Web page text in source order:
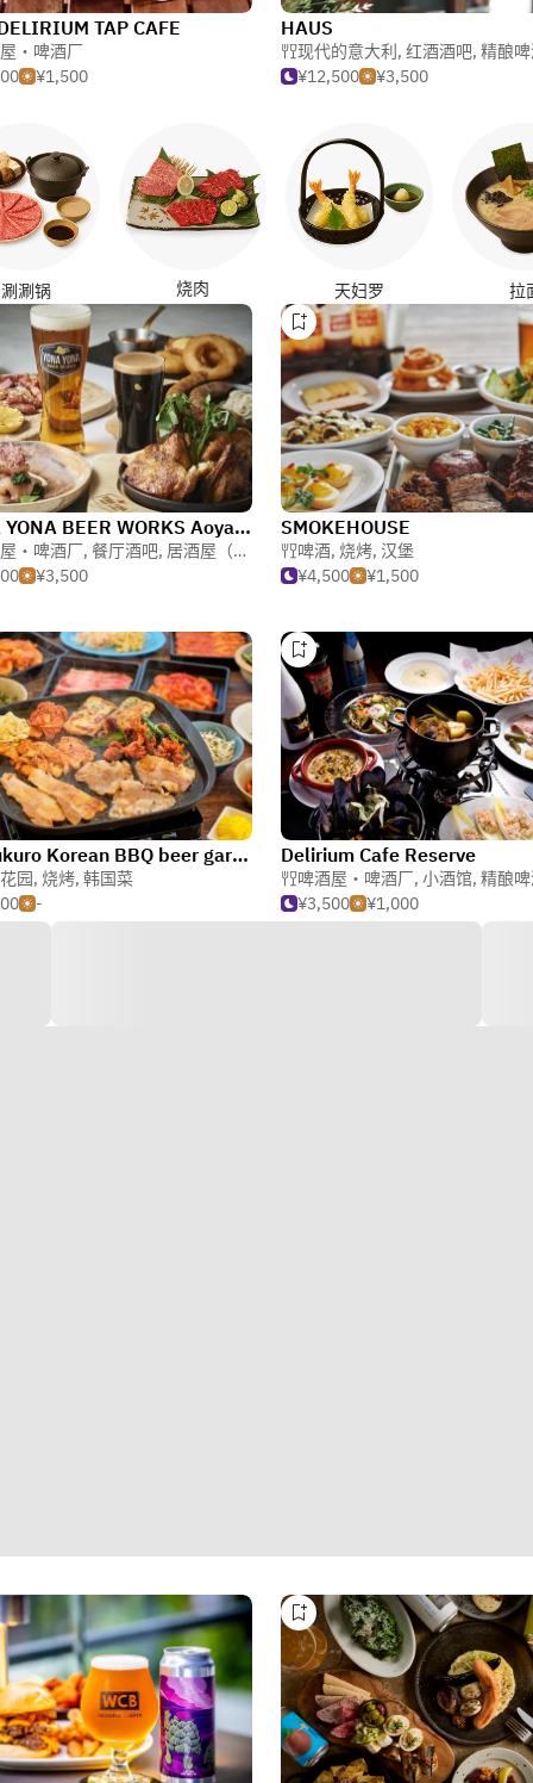
TAP CAFE
・啤酒厂
¥1,500
HAUS
现代的意大利, 红酒酒吧, 精酿
¥12,500
¥3,500
涮涮锅 烧肉 天妇罗 拉
YONA YONA BEER WORKS Aoyama
・啤酒厂, 餐厅酒吧, 居酒屋（日式酒馆）
¥3,500
SMOKEHOUSE
啤酒, 烧烤, 汉堡
¥4,500
¥1,500
Ikebukuro Korean BBQ beer garden
园, 烧烤, 韩国菜
-
Delirium Cafe Reserve
啤酒屋・啤酒厂, 小酒馆, 精酿
¥3,500
¥1,000